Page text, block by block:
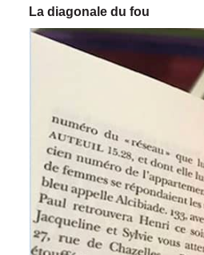
La diagonale du fou